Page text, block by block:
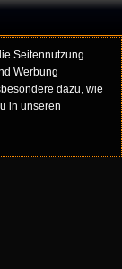
Seitennutzung
Werbung
dazu, wie
in unseren